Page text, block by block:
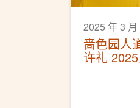
2025 年 3 月
啬色园人
许礼 2025